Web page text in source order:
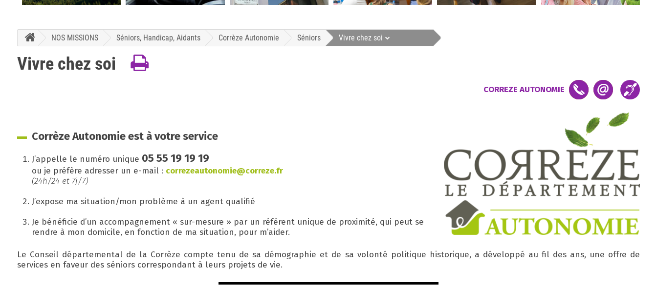
NOS MISSIONS Séniors, Handicap, Aidants Corrèze Autonomie Séniors Vivre chez soi
Vivre chez soi
CORREZE AUTONOMIE
Corrèze Autonomie est à votre service
J’appelle le numéro unique 05 55 19 19 19
ou je préfère adresser un e-mail : correzeautonomie@correze.fr
(24h/24 et 7j/7)
J’expose ma situation/mon problème à un agent qualifié
Je bénéficie d’un accompagnement « sur-mesure » par un référent unique de proximité, qui peut se
rendre à mon domicile, en fonction de ma situation, pour m’aider.
Le Conseil départemental de la Corrèze compte tenu de sa démographie et de sa volonté politique historique, a développé au fil des ans, une offre de
services en faveur des séniors correspondant à leurs projets de vie.